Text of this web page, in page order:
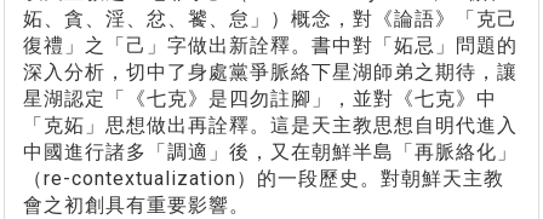
妬、貪、淫、忿、饕、怠」）概念，對《論語》「克己
復禮」之「己」字做出新詮釋。書中對「妬忌」問題的
深入分析，切中了身處黨爭脈絡下星湖師弟之期待，讓
星湖認定「《七克》是四勿註腳」，並對《七克》中
「克妬」思想做出再詮釋。這是天主教思想自明代進入
中國進行諸多「調適」後，又在朝鮮半島「再脈絡化」
（re-contextualization）的一段歷史。對朝鮮天主教
會之初創具有重要影響。